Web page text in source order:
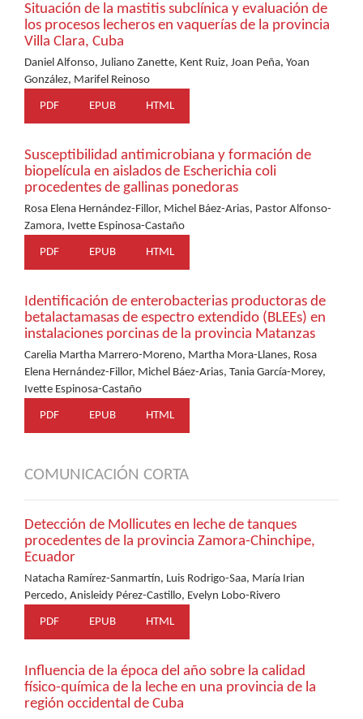
Situación de la mastitis subclínica y evaluación de
los procesos lecheros en vaquerías de la provincia
Villa Clara, Cuba
Daniel Alfonso, Juliano Zanette, Kent Ruiz, Joan Peña, Yoan
González, Marifel Reinoso
PDF EPUB HTML
Susceptibilidad antimicrobiana y formación de
biopelícula en aislados de Escherichia coli
procedentes de gallinas ponedoras
Rosa Elena Hernández-Fillor, Michel Báez-Arias, Pastor Alfonso-
Zamora, Ivette Espinosa-Castaño
PDF EPUB HTML
Identificación de enterobacterias productoras de
betalactamasas de espectro extendido (BLEEs) en
instalaciones porcinas de la provincia Matanzas
Carelia Martha Marrero-Moreno, Martha Mora-Llanes, Rosa
Elena Hernández-Fillor, Michel Báez-Arias, Tania García-Morey,
Ivette Espinosa-Castaño
PDF EPUB HTML
COMUNICACIÓN CORTA
Detección de Mollicutes en leche de tanques
procedentes de la provincia Zamora-Chinchipe,
Ecuador
Natacha Ramírez-Sanmartín, Luis Rodrigo-Saa, María Irian
Percedo, Anisleidy Pérez-Castillo, Evelyn Lobo-Rivero
PDF EPUB HTML
Influencia de la época del año sobre la calidad
físico-química de la leche en una provincia de la
región occidental de Cuba